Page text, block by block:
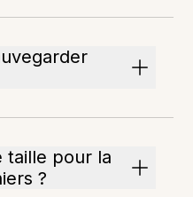
taille pour la
?